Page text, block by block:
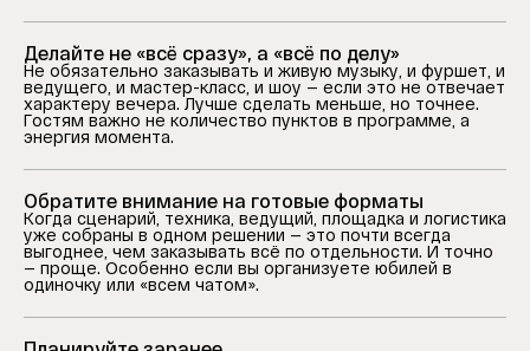
Делайте не «всё сразу», а «всё по делу»
Не обязательно заказывать и живую музыку, и фуршет, и
ведущего, и мастер-класс, и шоу — если это не отвечает
характеру вечера. Лучше сделать меньше, но точнее.
Гостям важно не количество пунктов в программе, а
энергия момента.
Обратите внимание на готовые форматы
Когда сценарий, техника, ведущий, площадка и логистика
уже собраны в одном решении — это почти всегда
выгоднее, чем заказывать всё по отдельности. И точно
— проще. Особенно если вы организуете юбилей в
одиночку или «всем чатом».